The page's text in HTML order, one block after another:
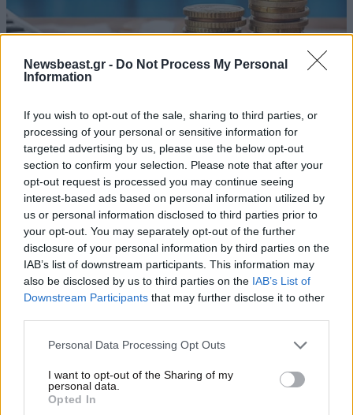
Newsbeast.gr - Do Not Process My Personal
Information
If you wish to opt-out of the sale, sharing to third parties, or
processing of your personal or sensitive information for
targeted advertising by us, please use the below opt-out
section to confirm your selection. Please note that after your
opt-out request is processed you may continue seeing
interest-based ads based on personal information utilized by
us or personal information disclosed to third parties prior to
your opt-out. You may separately opt-out of the further
disclosure of your personal information by third parties on the
IAB’s list of downstream participants. This information may
also be disclosed by us to third parties on the IAB’s List of
Downstream Participants that may further disclose it to other
Please note that this website/app uses one or more Google
not limited to your visit or usage behaviour. You may click to
grant or deny consent to Google and its third-party tags to
use your data for below specified purposes in below Google
Personal Data Processing Opt Outs
I want to opt-out of the Sharing of my
personal data.
Opted In
Τέλος εποχής για τα μνημόνια: Από το
φθινόπωρο σταματά και η ειδική ευρωπαϊκή
εποπτεία της ελληνικής οικονομίας